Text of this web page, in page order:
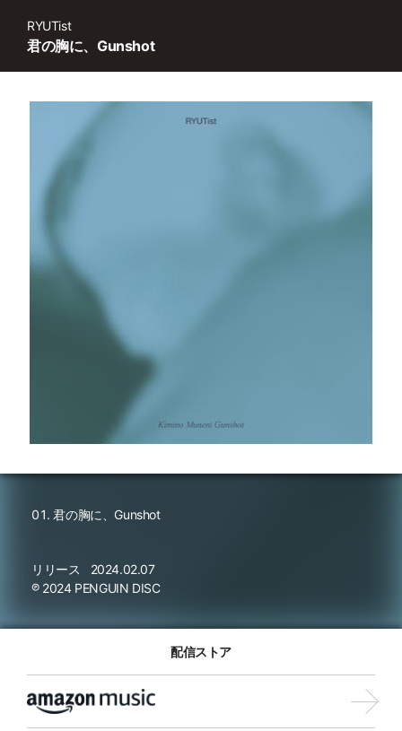
君の胸に、Gunshot
RYUTist
君の胸に、Gunshot
リリース
2024.02.07
℗ 2024 PENGUIN DISC
配信ストア